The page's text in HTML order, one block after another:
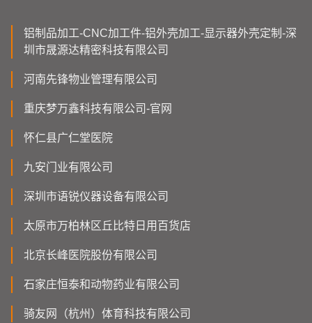
铝制品加工-CNC加工件-铝外壳加工-显示器外壳定制-深
圳市晟源达精密科技有限公司
河南先锋物业管理有限公司
重庆梦万鑫科技有限公司-官网
怀仁县广仁堂医院
九安门业有限公司
深圳市语锐仪器设备有限公司
太原市万柏林区丘比特日用百货店
北京长峰医院股份有限公司
石家庄恒泰和动物药业有限公司
骑友网（杭州）体育科技有限公司